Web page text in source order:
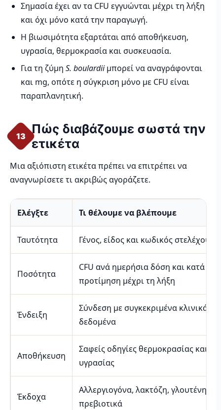
Σημασία έχει αν τα CFU εγγυώνται μέχρι τη λήξη
και όχι μόνο κατά την παραγωγή.
Η βιωσιμότητα εξαρτάται από αποθήκευση,
υγρασία, θερμοκρασία και συσκευασία.
Για τη ζύμη S. boulardiiμπορεί να αναγράφονται
και mg, οπότε η σύγκριση μόνο με CFU είναι
παραπλανητική.
13
Πώς διαβάζουμε σωστά την
ετικέτα
Μια αξιόπιστη ετικέτα πρέπει να επιτρέπει να
αναγνωρίσετε τι ακριβώς αγοράζετε.
Ελέγξτε Τι θέλουμε να βλέπουμε
Ταυτότητα Γένος, είδος και κωδικός στελέχους
Ποσότητα
CFU ανά ημερήσια δόση και κατά
προτίμηση μέχρι τη λήξη
Ένδειξη
Σύνδεση με συγκεκριμένα κλινικά
δεδομένα
Αποθήκευση
Σαφείς οδηγίες θερμοκρασίας και
υγρασίας
Έκδοχα
Αλλεργιογόνα, λακτόζη, γλουτένη,
πρεβιοτικά